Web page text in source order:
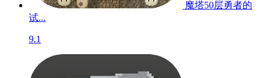
魔塔50层勇者的
试...
9.1